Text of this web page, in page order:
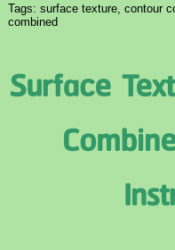
Tags: surface texture, contour
combined
Surface